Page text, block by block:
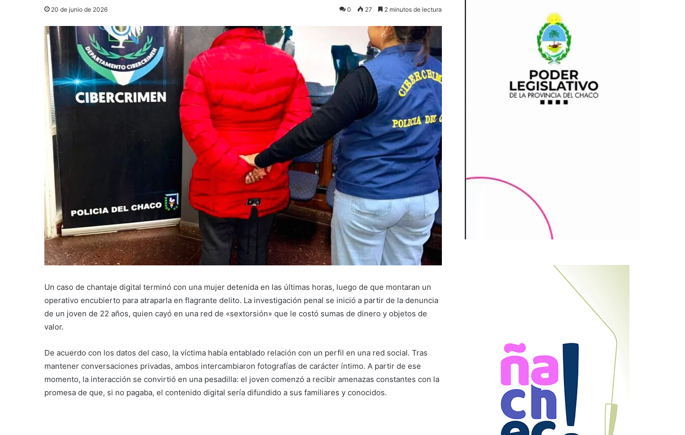
20 de junio de 2026 0 27 2 minutos de lectura
Un caso de chantaje digital terminó con una mujer detenida en las últimas horas, luego de que montaran un
operativo encubierto para atraparla en flagrante delito. La investigación penal se inició a partir de la denuncia
de un joven de 22 años, quien cayó en una red de «sextorsión» que le costó sumas de dinero y objetos de
valor.
De acuerdo con los datos del caso, la víctima había entablado relación con un perfil en una red social. Tras
mantener conversaciones privadas, ambos intercambiaron fotografías de carácter íntimo. A partir de ese
momento, la interacción se convirtió en una pesadilla: el joven comenzó a recibir amenazas constantes con la
promesa de que, si no pagaba, el contenido digital sería difundido a sus familiares y conocidos.